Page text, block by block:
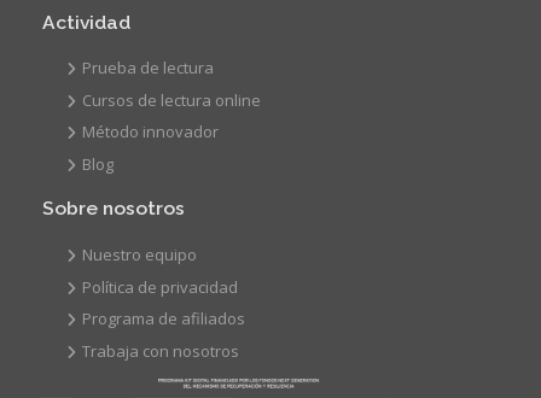
Actividad
Prueba de lectura
Cursos de lectura online
Método innovador
Blog
Sobre nosotros
Nuestro equipo
Política de privacidad
Programa de afiliados
Trabaja con nosotros